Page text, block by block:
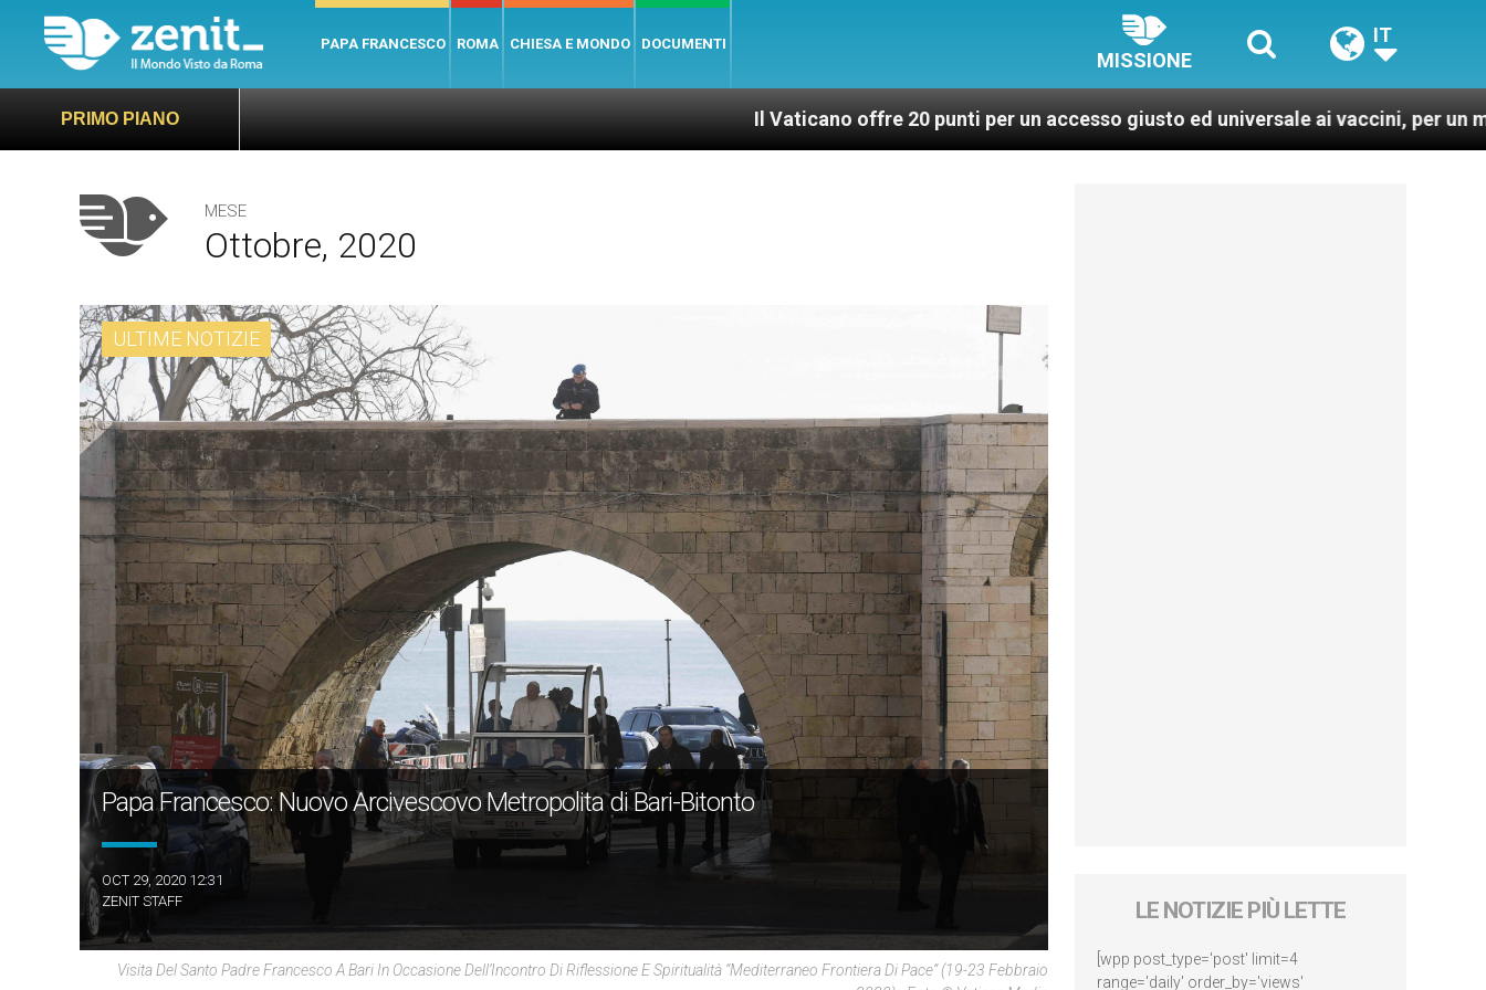
PAPA FRANCESCO ROMA CHIESA E MONDO DOCUMENTI
MISSIONE
IT
PRIMO PIANO Il Vaticano offre 20 punti per un accesso giusto ed universale ai vaccini, per un mondo più sano e
MESE
Ottobre, 2020
ULTIME NOTIZIE
Papa Francesco: Nuovo Arcivescovo Metropolita di Bari-Bitonto
OCT 29, 2020 12:31
ZENIT STAFF
Visita Del Santo Padre Francesco A Bari In Occasione Dell’Incontro Di Riflessione E Spiritualità “Mediterraneo Frontiera Di Pace“ (19-23 Febbraio
LE NOTIZIE PIÙ LETTE
[wpp post_type='post' limit=4
range='daily' order_by='views'